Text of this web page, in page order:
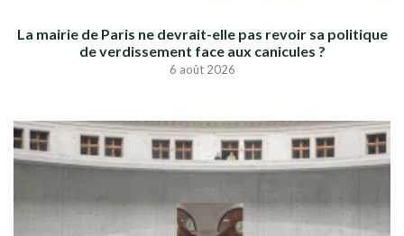
La mairie de Paris ne devrait-elle pas revoir sa politique
de verdissement face aux canicules ?
6 août 2026